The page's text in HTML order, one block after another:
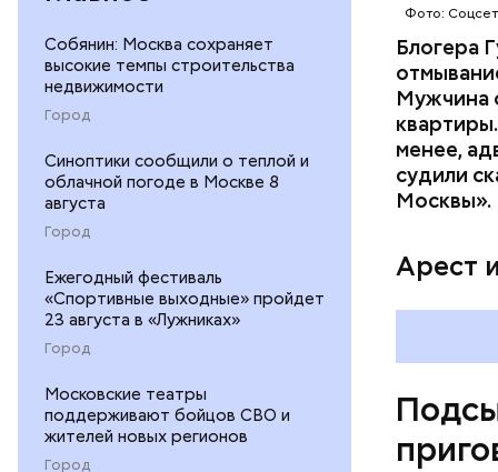
Собянин: Москва сохраняет
высокие темпы строительства
недвижимости
Город
Синоптики сообщили о теплой и
облачной погоде в Москве 8
августа
Город
Ежегодный фестиваль
«Спортивные выходные» пройдет
23 августа в «Лужниках»
Город
Московские театры
поддерживают бойцов СВО и
жителей новых регионов
Город
Фото:
Блогера
Мужчина
менее,
судили
Москвы».
Арест